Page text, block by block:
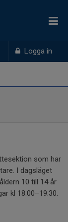
Logga in
som har
I dagsläget
10 till 14 år
kl 18:00–19:30.